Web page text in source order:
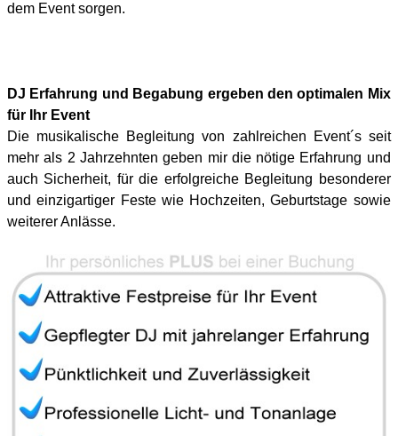
dem Event sorgen.
DJ Erfahrung und Begabung ergeben den optimalen Mix
für Ihr Event
Die musikalische Begleitung von zahlreichen Event´s seit
mehr als 2 Jahrzehnten geben mir die nötige Erfahrung und
auch Sicherheit, für die erfolgreiche Begleitung besonderer
und einzigartiger Feste wie Hochzeiten, Geburtstage sowie
weiterer Anlässe.